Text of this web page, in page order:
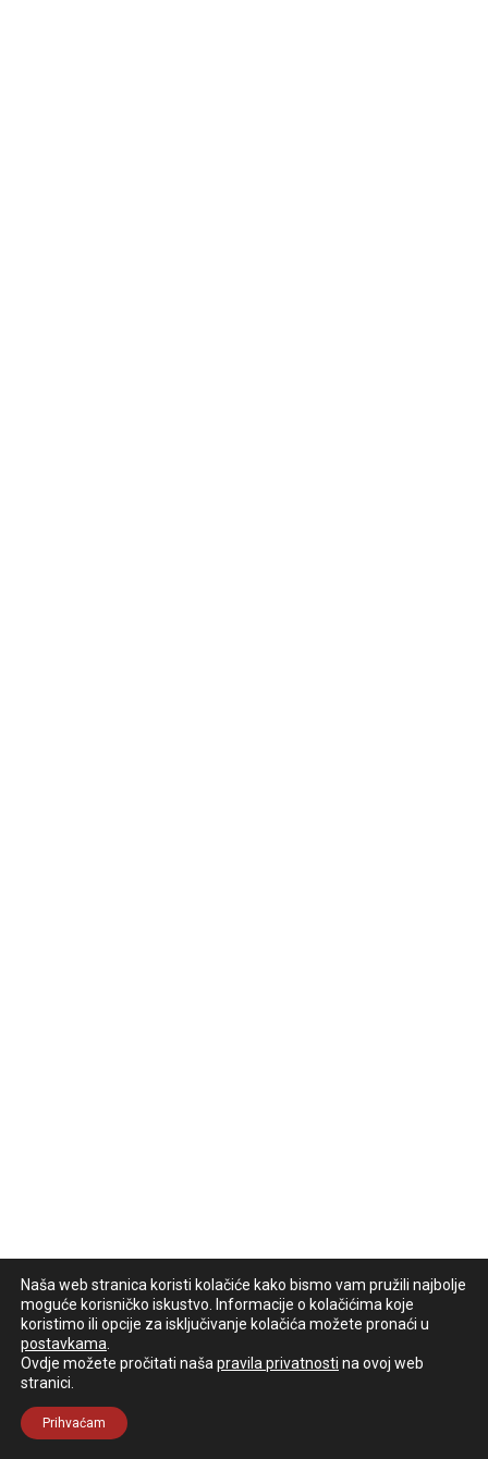
Naša web stranica koristi kolačiće kako bismo vam pružili najbolje
moguće korisničko iskustvo. Informacije o kolačićima koje
koristimo ili opcije za isključivanje kolačića možete pronaći u
postavkama
Ovdje možete pročitati naša pravila privatnosti na ovoj web
stranici.
Prihvaćam